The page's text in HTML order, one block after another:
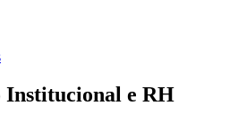
Institucional e RH